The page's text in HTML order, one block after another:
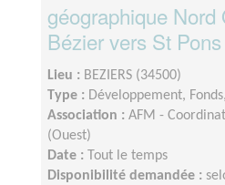
géographique Nord
Bézier vers St Pons
Lieu : BEZIERS (34500)
Type : Développement,
Association : AFM -
(Ouest)
Date :
Tout le temps
Disponibilité demandée :